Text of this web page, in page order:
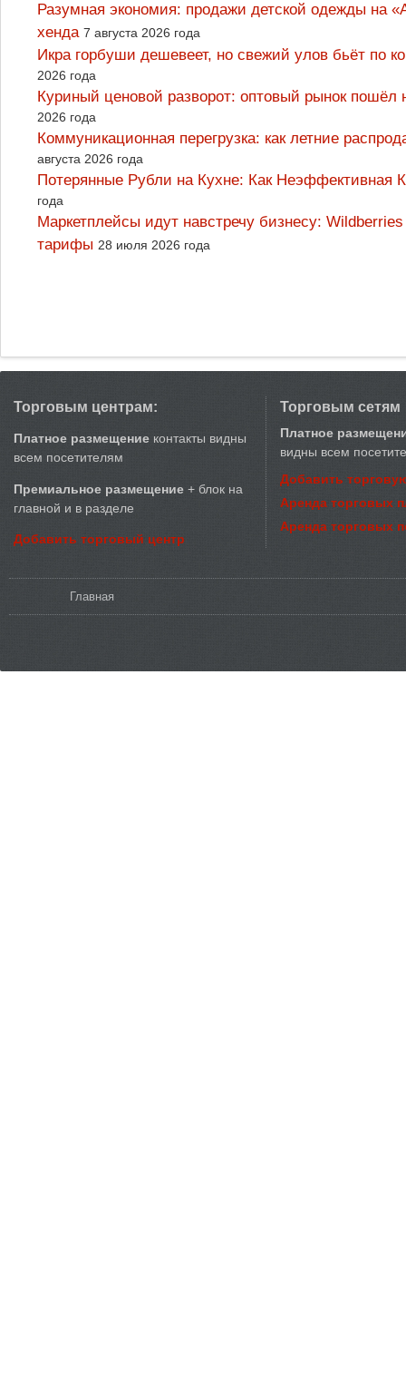
Разумная экономия: продажи детской одежды на
хенда 7 августа 2026 года
Икра горбуши дешевеет, но свежий улов бьёт по
2026 года
Куриный ценовой разворот: оптовый рынок
2026 года
Коммуникационная перегрузка: как летние
августа 2026 года
Потерянные Рубли на Кухне: Как
года
Маркетплейсы идут навстречу бизнесу:
тарифы 28 июля 2026 года
Торговым центрам:
Платное размещение контакты видны
всем посетителям
Премиальное размещение + блок на
главной и в разделе
Добавить торговый центр
Торговым сетям
Платное
видны всем
Добавить
Аренда торговых
Аренда торговых
Главная